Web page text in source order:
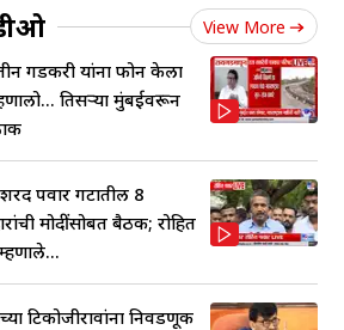
View More
गडकरी यांना फोन केला
तिसऱ्या मुंबईवरून
पवार गटातील 8
मोदींसोबत बैठक; रोहित
टिकोजीरावांना निवडणूक